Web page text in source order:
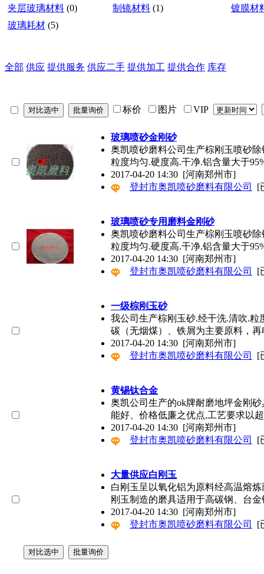
夹层玻璃材料 (0) 制镜材料 (1)
镀膜材
玻璃耗材 (5)
全部 供应 提供服务 供应二手 提供加工 提供合作 库存
标价 图片 VIP
玻璃喷砂金刚砂
奥凯喷砂磨料公司生产棕刚玉喷砂除
粒度均匀.硬度高.干净.铝含量大于
2017-04-20 14:30 [河南郑州市]
登封市奥凯喷砂磨料有限公司
[
玻璃喷砂专用磨料金刚砂
奥凯喷砂磨料公司生产棕刚玉喷砂除
粒度均匀.硬度高.干净.铝含量大于
2017-04-20 14:30 [河南郑州市]
登封市奥凯喷砂磨料有限公司
[
一级棕刚玉砂
我公司生产棕刚玉砂.经干洗.清吹.粒
碳（无烟煤）、铁屑为主要原料，再
2017-04-20 14:30 [河南郑州市]
登封市奥凯喷砂磨料有限公司
[
黄锡钛合金
奥凯公司生产的ok牌耐磨地坪金刚
能好、价格低廉之优点,工艺要求以
2017-04-20 14:30 [河南郑州市]
登封市奥凯喷砂磨料有限公司
[
大量供应白刚玉
白刚玉呈以氧化铝为原料经高温熔
刚玉制造的磨具适用于高碳钢、台金
2017-04-20 14:30 [河南郑州市]
登封市奥凯喷砂磨料有限公司
[